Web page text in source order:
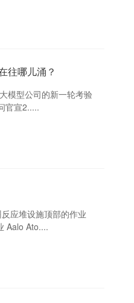
往哪儿涌？
模型公司的新一轮考验
官宣2.....
应堆设施顶部的作业
Aalo Ato....